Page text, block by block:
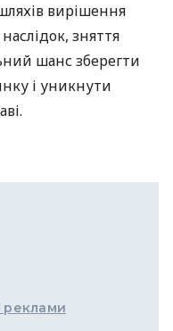
вирішення
зняття
шанс зберегти
і уникнути
реклами